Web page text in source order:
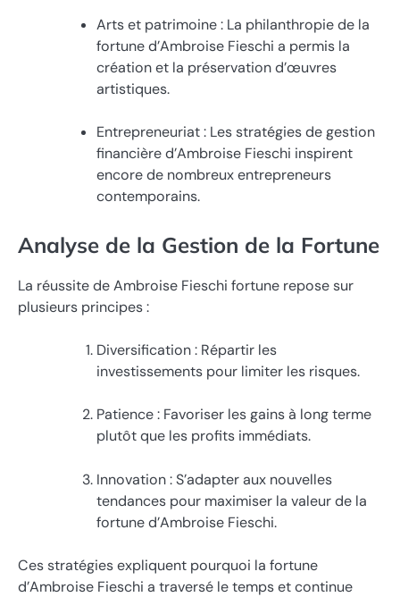
Arts et patrimoine : La philanthropie de la
fortune d’Ambroise Fieschi a permis la
création et la préservation d’œuvres
artistiques.
Entrepreneuriat : Les stratégies de gestion
financière d’Ambroise Fieschi inspirent
encore de nombreux entrepreneurs
contemporains.
Analyse de la Gestion de la Fortune
La réussite de Ambroise Fieschi fortune repose sur
plusieurs principes :
Diversification : Répartir les
investissements pour limiter les risques.
Patience : Favoriser les gains à long terme
plutôt que les profits immédiats.
Innovation : S’adapter aux nouvelles
tendances pour maximiser la valeur de la
fortune d’Ambroise Fieschi.
Ces stratégies expliquent pourquoi la fortune
d’Ambroise Fieschi a traversé le temps et continue